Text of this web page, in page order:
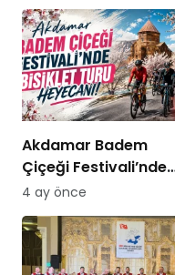
Akdamar Badem
Çiçeği Festivali’nde
Bisiklet Turu Heyecanı
4 ay önce